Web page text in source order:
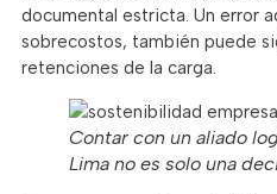
documental estricta. Un error
sobrecostos, también puede
retenciones de la carga.
Contar con un aliado
Lima no es solo una